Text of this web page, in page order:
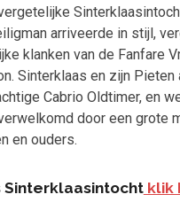
arriveerde in stijl,
klanken van de Fanfare
Sinterklaas en zijn Pieten
Cabrio Oldtimer, en
door een grote
en ouders.
Sinterklaasintochtklik